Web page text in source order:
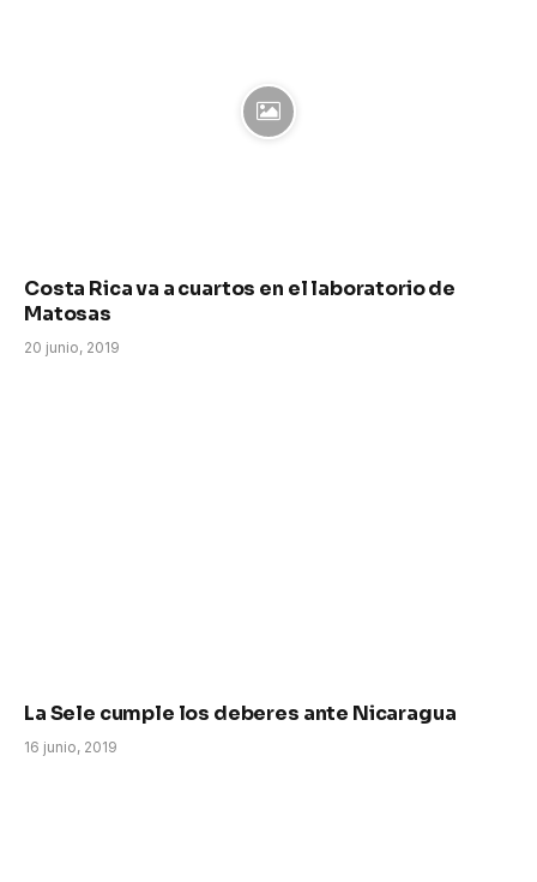
Costa Rica va a cuartos en el laboratorio de
Matosas
20 junio, 2019
La Sele cumple los deberes ante Nicaragua
16 junio, 2019